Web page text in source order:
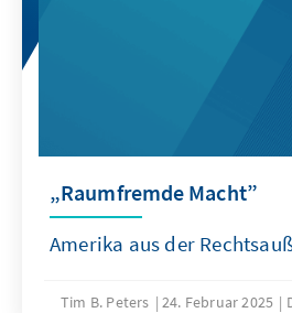
„Raumfremde Macht”
Amerika aus der
Tim B. Peters 24. Februar 2025